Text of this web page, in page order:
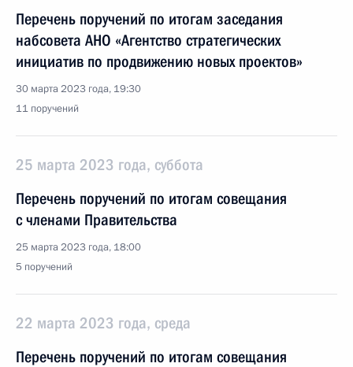
Перечень поручений по итогам заседания
набсовета АНО «Агентство стратегических
инициатив по продвижению новых проектов»
30 марта 2023 года, 19:30
11 поручений
25 марта 2023 года, суббота
Перечень поручений по итогам совещания
с членами Правительства
25 марта 2023 года, 18:00
5 поручений
22 марта 2023 года, среда
Перечень поручений по итогам совещания